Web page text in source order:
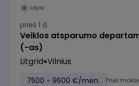
prieš 1 d.
Veiklos atsparumo
(-as)
Litgrid Vilnius
7500 - 9600 €/mėn. Prieš